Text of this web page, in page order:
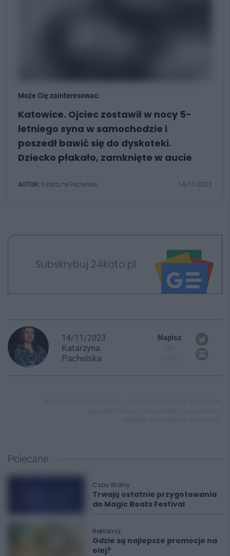
Może Cię zainteresować:
Katowice. Ojciec zostawił w nocy 5-
letniego syna w samochodzie i
poszedł bawić się do dyskoteki.
Dziecko płakało, zamknięte w aucie
AUTOR: Katarzyna Pachelska 14/11/2023
Subskrybuj 24kato.pl
14/11/2023
Katarzyna
Pachelska
Napisz
Polecane
Czas Wolny
Trwają ostatnie przygotowania
do Magic Beats Festival
Reklama
Gdzie są najlepsze promocje na
olej?